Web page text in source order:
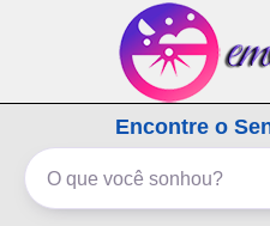
emSonho.com
Os sonhos significam
Encontre o